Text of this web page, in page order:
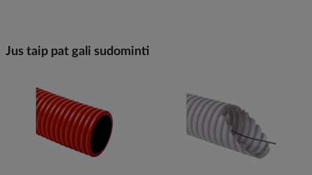
Jus taip pat gali sudominti